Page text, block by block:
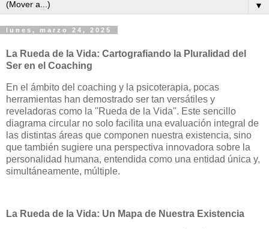
▼
lunes, marzo 24, 2025
La Rueda de la Vida: Cartografiando la Pluralidad del
Ser en el Coaching
En el ámbito del coaching y la psicoterapia, pocas
herramientas han demostrado ser tan versátiles y
reveladoras como la "Rueda de la Vida". Este sencillo
diagrama circular no solo facilita una evaluación integral de
las distintas áreas que componen nuestra existencia, sino
que también sugiere una perspectiva innovadora sobre la
personalidad humana, entendida como una entidad única y,
simultáneamente, múltiple.
La Rueda de la Vida: Un Mapa de Nuestra Existencia